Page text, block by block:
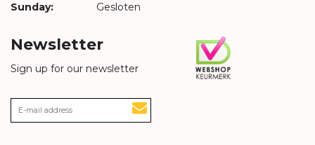
Sunday: Gesloten
Newsletter
Sign up for our newsletter